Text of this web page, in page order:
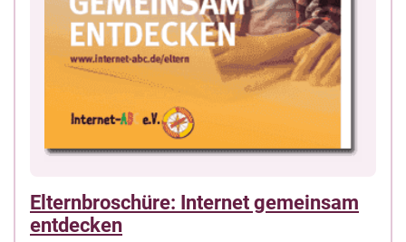
Elternbroschüre: Internet gemeinsam
entdecken